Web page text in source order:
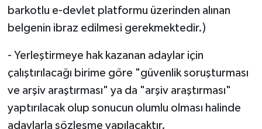
barkotlu e-devlet platformu üzerinden alınan
belgenin ibraz edilmesi gerekmektedir.)
- Yerleştirmeye hak kazanan adaylar için
çalıştırılacağı birime göre "güvenlik soruşturması
ve arşiv araştırması" ya da "arşiv araştırması"
yaptırılacak olup sonucun olumlu olması halinde
adaylarla sözleşme yapılacaktır.